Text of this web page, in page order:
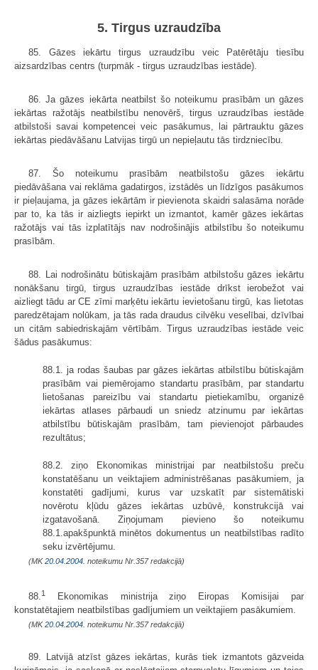
5. Tirgus uzraudzība
85. Gāzes iekārtu tirgus uzraudzību veic Patērētāju tiesību
aizsardzības centrs (turpmāk - tirgus uzraudzības iestāde).
86. Ja gāzes iekārta neatbilst šo noteikumu prasībām un gāzes
iekārtas ražotājs neatbilstību nenovērš, tirgus uzraudzības iestāde
atbilstoši savai kompetencei veic pasākumus, lai pārtrauktu gāzes
iekārtas piedāvāšanu Latvijas tirgū un nepieļautu tās tirdzniecību.
87. Šo noteikumu prasībām neatbilstošu gāzes iekārtu
piedāvāšana vai reklāma gadatirgos, izstādēs un līdzīgos pasākumos
ir pieļaujama, ja gāzes iekārtām ir pievienota skaidri salasāma norāde
par to, ka tās ir aizliegts iepirkt un izmantot, kamēr gāzes iekārtas
ražotājs vai tās izplatītājs nav nodrošinājis atbilstību šo noteikumu
prasībām.
88. Lai nodrošinātu būtiskajām prasībām atbilstošu gāzes iekārtu
nonākšanu tirgū, tirgus uzraudzības iestāde drīkst ierobežot vai
aizliegt tādu ar CE zīmi marķētu iekārtu ievietošanu tirgū, kas lietotas
paredzētajam nolūkam, ja tās rada draudus cilvēku veselībai, dzīvībai
un citām sabiedriskajām vērtībām. Tirgus uzraudzības iestāde veic
šādus pasākumus:
88.1. ja rodas šaubas par gāzes iekārtas atbilstību būtiskajām
prasībām vai piemērojamo standartu prasībām, par standartu
lietošanas pareizību vai standartu pietiekamību, organizē
iekārtas atlases pārbaudi un sniedz atzinumu par iekārtas
atbilstību būtiskajām prasībām, tam pievienojot pārbaudes
rezultātus;
88.2. ziņo Ekonomikas ministrijai par neatbilstošu preču
konstatēšanu un veiktajiem administrēšanas pasākumiem, ja
konstatēti gadījumi, kurus var uzskatīt par sistemātiski
novērotu kļūdu gāzes iekārtas uzbūvē, konstrukcijā vai
izgatavošanā. Ziņojumam pievieno šo noteikumu
88.1.apakšpunktā minētos dokumentus un neatbilstības radīto
seku izvērtējumu.
(MK20.04.2004. noteikumu Nr.357 redakcijā)
88.1
Ekonomikas ministrija ziņo Eiropas Komisijai par
konstatētajiem neatbilstības gadījumiem un veiktajiem pasākumiem.
(MK20.04.2004. noteikumu Nr.357 redakcijā)
89. Latvijā atzīst gāzes iekārtas, kurās tiek izmantots gāzveida